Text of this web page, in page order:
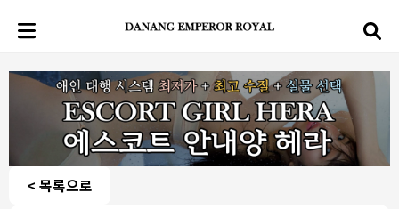
< 목록으로